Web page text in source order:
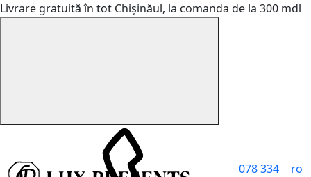
Livrare gratuită în tot Chișinăul, la comanda de la 300 mdl
078 334
ro